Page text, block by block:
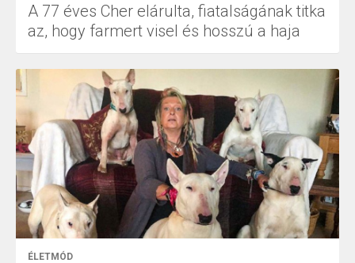
A 77 éves Cher elárulta, fiatalságának titka
az, hogy farmert visel és hosszú a haja
ÉLETMÓD